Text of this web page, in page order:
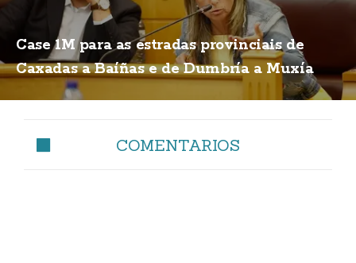
Case 1M para as estradas provinciais de
Caxadas a Baíñas e de Dumbría a Muxía
COMENTARIOS